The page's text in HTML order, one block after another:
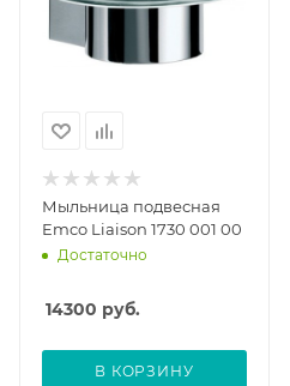
Мыльница подвесная
Emco Liaison 1730 001 00
Достаточно
14300 руб.
В КОРЗИНУ